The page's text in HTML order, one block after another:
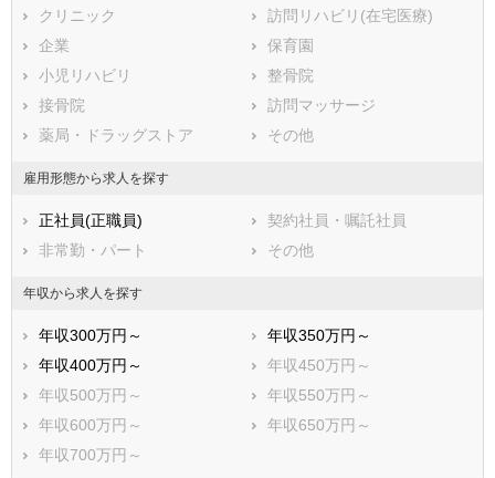
習志野市
柏市
勝浦市
市原市
流山市
八千代市
我孫子市
鴨川市
鎌ケ谷市
君津市
富津市
八街市
印西市
白井市
富里市
南房総市
いすみ市
大網白里市
印旛郡酒々井町
印旛郡栄町
香取郡神崎町
香取郡多古町
香取郡東庄町
山武郡九十九里町
山武郡芝山町
クリニック
訪問リハビリ(在宅医療)
企業
保育園
小児リハビリ
整骨院
接骨院
訪問マッサージ
薬局・ドラッグストア
その他
雇用形態から求人を探す
正社員(正職員)
契約社員・嘱託社員
非常勤・パート
その他
年収から求人を探す
年収300万円～
年収350万円～
年収400万円～
年収450万円～
年収500万円～
年収550万円～
年収600万円～
年収650万円～
年収700万円～